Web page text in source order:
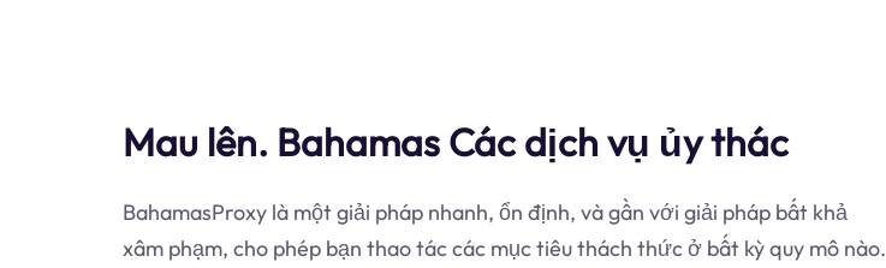
Mau lên. Bahamas Các dịch vụ ủy thác
BahamasProxy là một giải pháp nhanh, ổn định, và gần với giải pháp bất khả
xâm phạm, cho phép bạn thao tác các mục tiêu thách thức ở bất kỳ quy mô nào.